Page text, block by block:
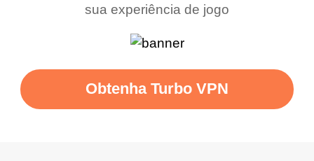
sua experiência de jogo
Obtenha Turbo VPN